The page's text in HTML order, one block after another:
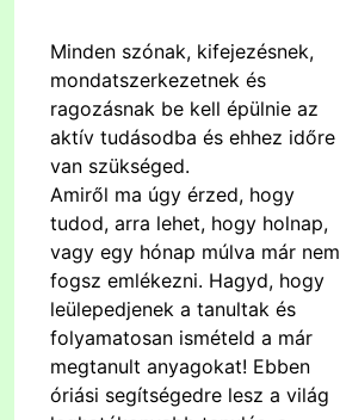
Minden szónak, kifejezésnek,
mondatszerkezetnek és
ragozásnak be kell épülnie az
aktív tudásodba és ehhez időre
van szükséged.
Amiről ma úgy érzed, hogy
tudod, arra lehet, hogy holnap,
vagy egy hónap múlva már nem
fogsz emlékezni. Hagyd, hogy
leülepedjenek a tanultak és
folyamatosan ismételd a már
megtanult anyagokat! Ebben
óriási segítségedre lesz a világ